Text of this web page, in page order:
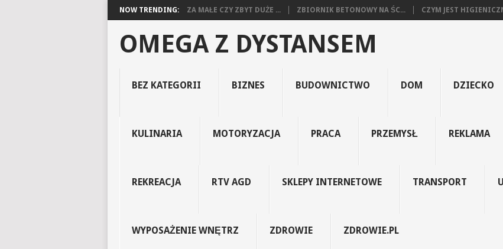
NOW TRENDING: ZA MAŁE CZY ZBYT DUŻE ... ZBIORNIK BETONOWY NA ŚC... CZYM JEST
OMEGA Z DYSTANSEM
BEZ KATEGORII BIZNES BUDOWNICTWO DOM DZIECKO
KULINARIA MOTORYZACJA PRACA PRZEMYSŁ REKLAMA
REKREACJA RTV AGD SKLEPY INTERNETOWE TRANSPORT
WYPOSAŻENIE WNĘTRZ ZDROWIE ZDROWIE.PL